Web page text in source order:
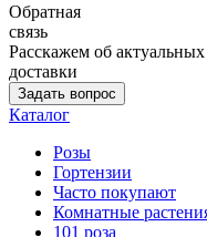
Обратная
связь
Расскажем об
доставки
Задать вопрос
Каталог
Розы
Гортензии
Часто покупают
Комнатные
101 роза